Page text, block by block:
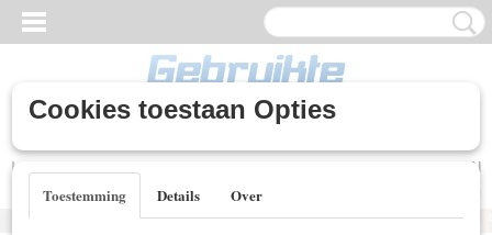
Inloggen
UW WINKELWAGEN
Cookies toestaan Opties
Toestemming Details Over